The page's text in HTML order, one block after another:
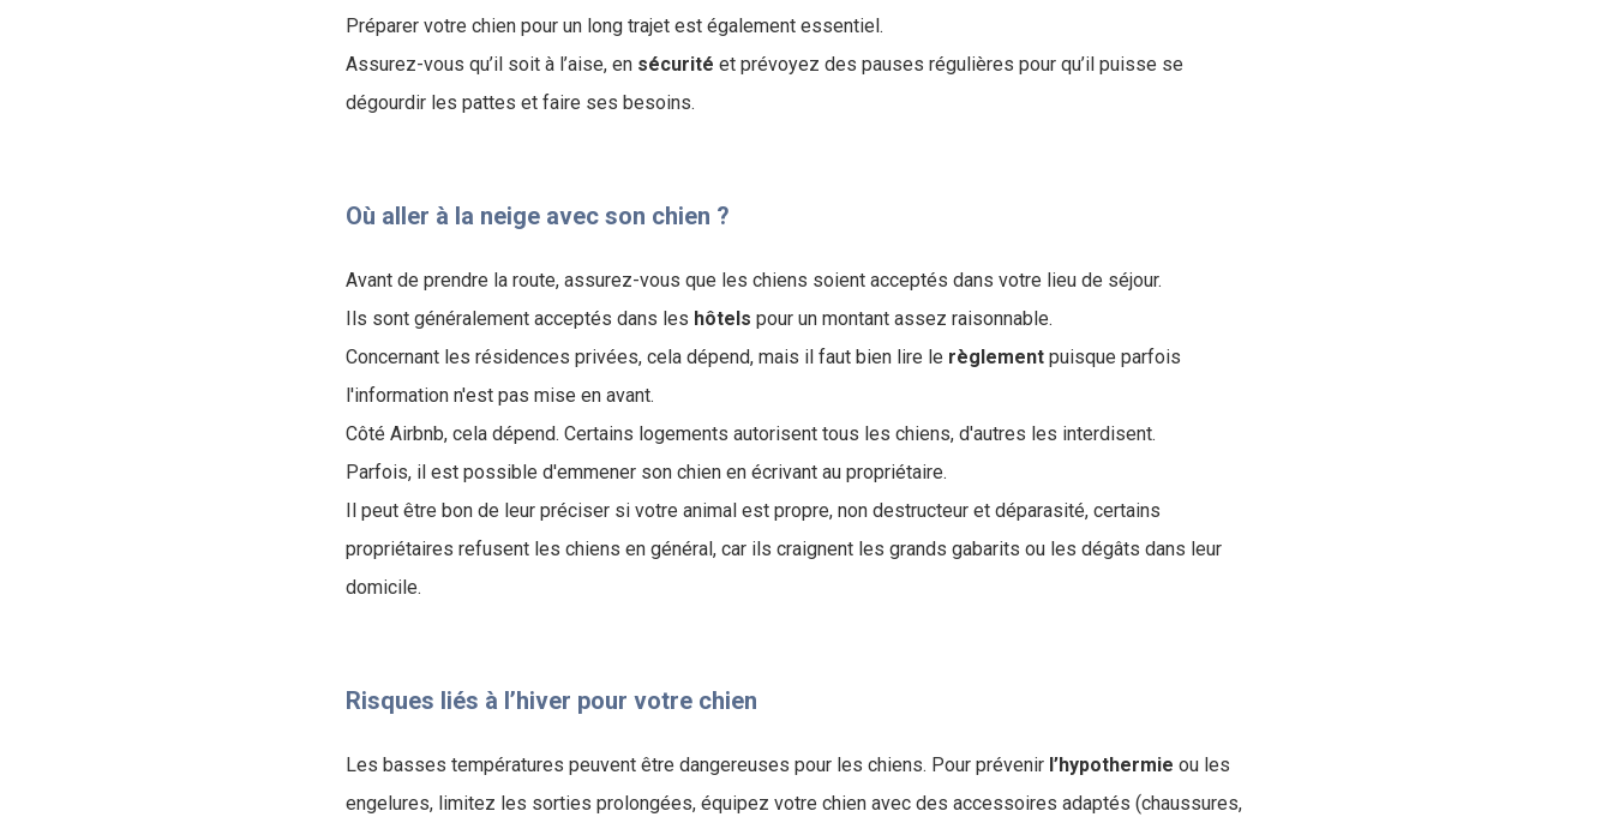
Préparer votre chien pour un long trajet est également essentiel.
Assurez-vous qu’il soit à l’aise, en sécurité et prévoyez des pauses régulières pour qu’il puisse se
dégourdir les pattes et faire ses besoins.
Où aller à la neige avec son chien ?
Avant de prendre la route, assurez-vous que les chiens soient acceptés dans votre lieu de séjour.
Ils sont généralement acceptés dans les hôtels pour un montant assez raisonnable.
Concernant les résidences privées, cela dépend, mais il faut bien lire le règlement puisque parfois
l'information n'est pas mise en avant.
Côté Airbnb, cela dépend. Certains logements autorisent tous les chiens, d'autres les interdisent.
Parfois, il est possible d'emmener son chien en écrivant au propriétaire.
Il peut être bon de leur préciser si votre animal est propre, non destructeur et déparasité, certains
propriétaires refusent les chiens en général, car ils craignent les grands gabarits ou les dégâts dans leur
domicile.
Risques liés à l’hiver pour votre chien
Les basses températures peuvent être dangereuses pour les chiens. Pour prévenir l’hypothermie ou les
engelures, limitez les sorties prolongées, équipez votre chien avec des accessoires adaptés (chaussures,